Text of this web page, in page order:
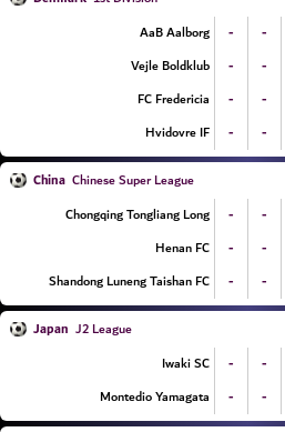
AaB Aalborg
- -
Vejle Boldklub
- -
FC Fredericia
- -
Hvidovre IF
- -
China Chinese Super League
Chongqing Tongliang Long
- -
Henan FC
- -
Shandong Luneng Taishan FC
- -
Japan J2 League
Iwaki SC
- -
Montedio Yamagata
- -